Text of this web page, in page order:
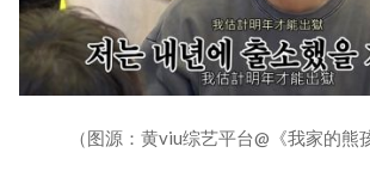
（图源：黄viu综艺平台@《我家的熊